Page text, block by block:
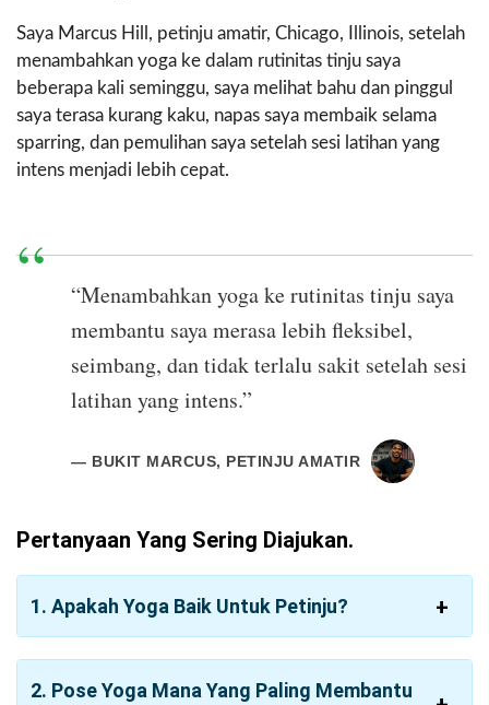
Saya Marcus Hill, petinju amatir, Chicago, Illinois, setelah
menambahkan yoga ke dalam rutinitas tinju saya
beberapa kali seminggu, saya melihat bahu dan pinggul
saya terasa kurang kaku, napas saya membaik selama
sparring, dan pemulihan saya setelah sesi latihan yang
intens menjadi lebih cepat.
“Menambahkan yoga ke rutinitas tinju saya
membantu saya merasa lebih fleksibel,
seimbang, dan tidak terlalu sakit setelah sesi
latihan yang intens.”
— BUKIT MARCUS, PETINJU AMATIR
Pertanyaan Yang Sering Diajukan.
1. Apakah Yoga Baik Untuk Petinju?
2. Pose Yoga Mana Yang Paling Membantu